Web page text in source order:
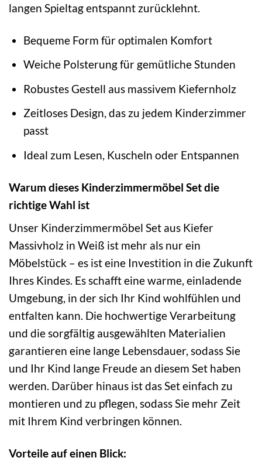
langen Spieltag entspannt zurücklehnt.
Bequeme Form für optimalen Komfort
Weiche Polsterung für gemütliche Stunden
Robustes Gestell aus massivem Kiefernholz
Zeitloses Design, das zu jedem Kinderzimmer
passt
Ideal zum Lesen, Kuscheln oder Entspannen
Warum dieses Kinderzimmermöbel Set die
richtige Wahl ist
Unser Kinderzimmermöbel Set aus Kiefer
Massivholz in Weiß ist mehr als nur ein
Möbelstück – es ist eine Investition in die Zukunft
Ihres Kindes. Es schafft eine warme, einladende
Umgebung, in der sich Ihr Kind wohlfühlen und
entfalten kann. Die hochwertige Verarbeitung
und die sorgfältig ausgewählten Materialien
garantieren eine lange Lebensdauer, sodass Sie
und Ihr Kind lange Freude an diesem Set haben
werden. Darüber hinaus ist das Set einfach zu
montieren und zu pflegen, sodass Sie mehr Zeit
mit Ihrem Kind verbringen können.
Vorteile auf einen Blick: